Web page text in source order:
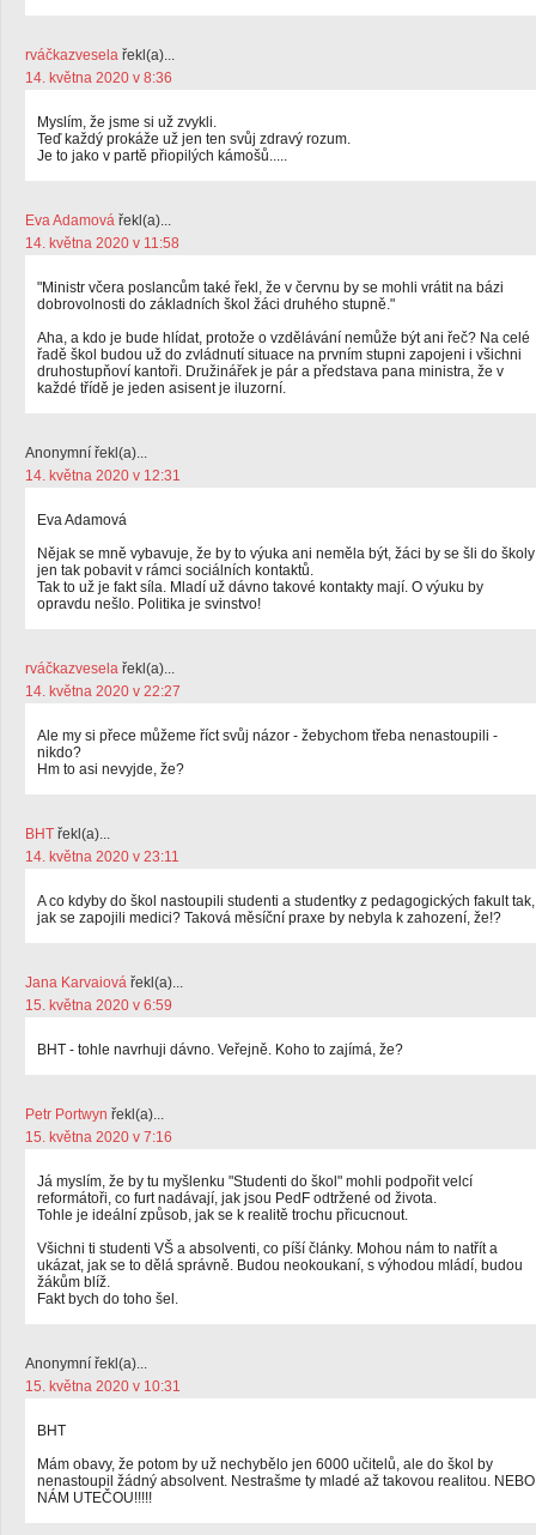
rváčkazvesela řekl(a)...
14. května 2020 v 8:36
Myslím, že jsme si už zvykli.
Teď každý prokáže už jen ten svůj zdravý rozum.
Je to jako v partě přiopilých kámošů.....
Eva Adamová řekl(a)...
14. května 2020 v 11:58
"Ministr včera poslancům také řekl, že v červnu by se mohli vrátit na bázi
dobrovolnosti do základních škol žáci druhého stupně."
Aha, a kdo je bude hlídat, protože o vzdělávání nemůže být ani řeč? Na celé
řadě škol budou už do zvládnutí situace na prvním stupni zapojeni i všichni
druhostupňoví kantoři. Družinářek je pár a představa pana ministra, že v
každé třídě je jeden asisent je iluzorní.
Anonymní řekl(a)...
14. května 2020 v 12:31
Eva Adamová
Nějak se mně vybavuje, že by to výuka ani neměla být, žáci by se šli do školy
jen tak pobavit v rámci sociálních kontaktů.
Tak to už je fakt síla. Mladí už dávno takové kontakty mají. O výuku by
opravdu nešlo. Politika je svinstvo!
rváčkazvesela řekl(a)...
14. května 2020 v 22:27
Ale my si přece můžeme říct svůj názor - žebychom třeba nenastoupili -
nikdo?
Hm to asi nevyjde, že?
BHT řekl(a)...
14. května 2020 v 23:11
A co kdyby do škol nastoupili studenti a studentky z pedagogických fakult tak,
jak se zapojili medici? Taková měsíční praxe by nebyla k zahození, že!?
Jana Karvaiová řekl(a)...
15. května 2020 v 6:59
BHT - tohle navrhuji dávno. Veřejně. Koho to zajímá, že?
Petr Portwyn řekl(a)...
15. května 2020 v 7:16
Já myslím, že by tu myšlenku "Studenti do škol" mohli podpořit velcí
reformátoři, co furt nadávají, jak jsou PedF odtržené od života.
Tohle je ideální způsob, jak se k realitě trochu přicucnout.
Všichni ti studenti VŠ a absolventi, co píší články. Mohou nám to natřít a
ukázat, jak se to dělá správně. Budou neokoukaní, s výhodou mládí, budou
žákům blíž.
Fakt bych do toho šel.
Anonymní řekl(a)...
15. května 2020 v 10:31
BHT
Mám obavy, že potom by už nechybělo jen 6000 učitelů, ale do škol by
nenastoupil žádný absolvent. Nestrašme ty mladé až takovou realitou. NEBO
NÁM UTEČOU!!!!!